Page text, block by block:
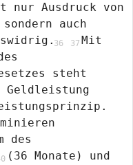
nur Ausdruck von
auch
Mit
steht
Geldleistung
des
(36 Monate) und